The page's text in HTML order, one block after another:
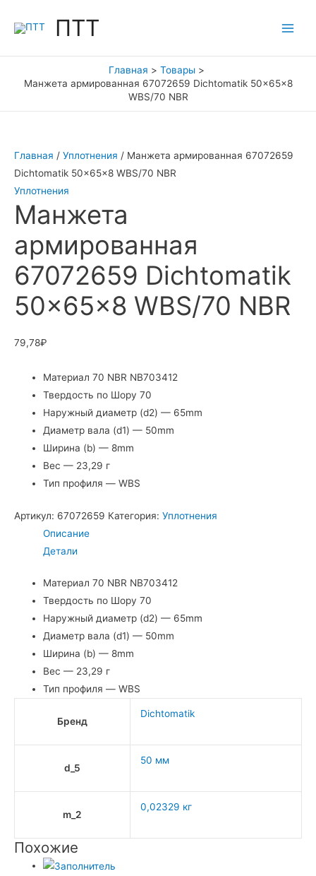
ПТТ
Главная
Товары
Манжета армированная 67072659 Dichtomatik 50x65x8
WBS/70 NBR
Главная / Уплотнения / Манжета армированная 67072659
Dichtomatik 50x65x8 WBS/70 NBR
Уплотнения
Манжета
армированная
67072659 Dichtomatik
50x65x8 WBS/70 NBR
79,78₽
Материал 70 NBR NB703412
Твердость по Шору 70
Наружный диаметр (d2) — 65mm
Диаметр вала (d1) — 50mm
Ширина (b) — 8mm
Вес — 23,29 г
Тип профиля — WBS
Артикул: 67072659 Категория: Уплотнения
Описание
Детали
Материал 70 NBR NB703412
Твердость по Шору 70
Наружный диаметр (d2) — 65mm
Диаметр вала (d1) — 50mm
Ширина (b) — 8mm
Вес — 23,29 г
Тип профиля — WBS
Бренд
Dichtomatik
d_5
50 мм
m_2
0,02329 кг
Похожие